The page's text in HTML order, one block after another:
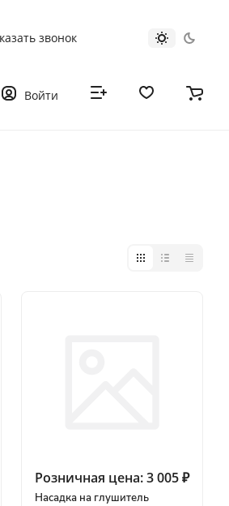
звонок
Войти
Розничная цена:3 005 ₽
Насадка на глушитель